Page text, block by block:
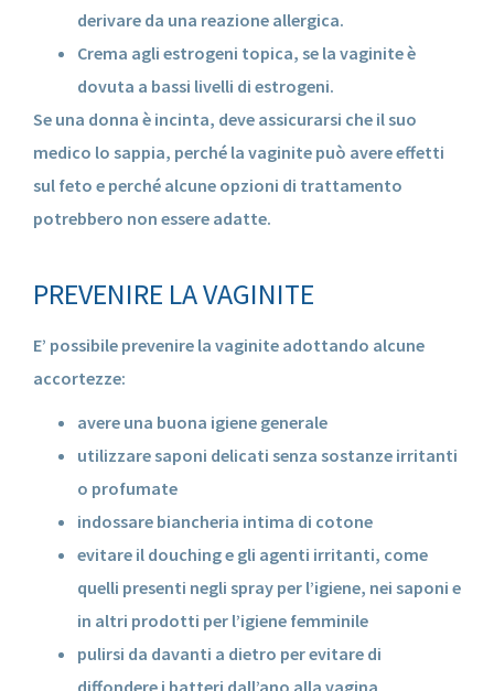
derivare da una reazione allergica.
Crema agli estrogeni topica, se la vaginite è
dovuta a bassi livelli di estrogeni.
Se una donna è incinta, deve assicurarsi che il suo
medico lo sappia, perché la vaginite può avere effetti
sul feto e perché alcune opzioni di trattamento
potrebbero non essere adatte.
PREVENIRE LA VAGINITE
E’ possibile prevenire la vaginite adottando alcune
accortezze:
avere una buona igiene generale
utilizzare saponi delicati senza sostanze irritanti
o profumate
indossare biancheria intima di cotone
evitare il douching e gli agenti irritanti, come
quelli presenti negli spray per l’igiene, nei saponi e
in altri prodotti per l’igiene femminile
pulirsi da davanti a dietro per evitare di